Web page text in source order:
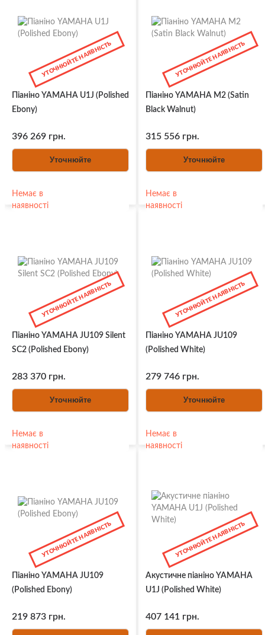
УТОЧНЮЙТЕ НАЯВНІСТЬ
Піаніно YAMAHA U1J (Polished
Ebony)
396 269 грн.
Уточнюйте
Немає в
наявності
УТОЧНЮЙТЕ НАЯВНІСТЬ
Піаніно YAMAHA M2 (Satin
Black Walnut)
315 556 грн.
Уточнюйте
Немає в
наявності
УТОЧНЮЙТЕ НАЯВНІСТЬ
Піаніно YAMAHA JU109 Silent
SC2 (Polished Ebony)
283 370 грн.
Уточнюйте
Немає в
наявності
УТОЧНЮЙТЕ НАЯВНІСТЬ
Піаніно YAMAHA JU109
(Polished White)
279 746 грн.
Уточнюйте
Немає в
наявності
УТОЧНЮЙТЕ НАЯВНІСТЬ
Піаніно YAMAHA JU109
(Polished Ebony)
219 873 грн.
УТОЧНЮЙТЕ НАЯВНІСТЬ
Акустичне піаніно YAMAHA
U1J (Polished White)
407 141 грн.